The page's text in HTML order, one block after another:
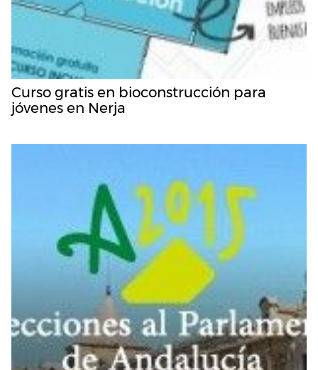
Curso gratis en bioconstrucción para
jóvenes en Nerja